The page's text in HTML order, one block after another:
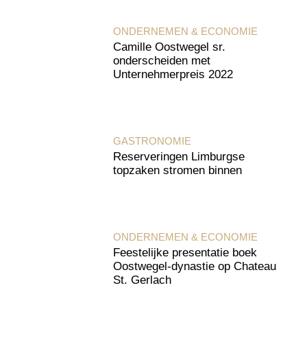
ONDERNEMEN & ECONOMIE
Camille Oostwegel sr.
onderscheiden met
Unternehmerpreis 2022
GASTRONOMIE
Reserveringen Limburgse
topzaken stromen binnen
ONDERNEMEN & ECONOMIE
Feestelijke presentatie boek
Oostwegel-dynastie op Chateau
St. Gerlach